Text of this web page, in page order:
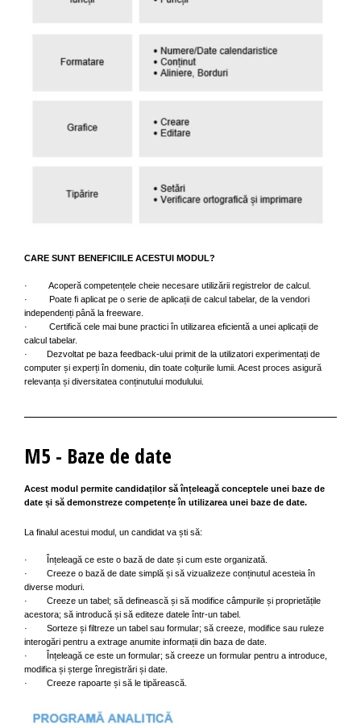
CARE SUNT BENEFICIILE ACESTUI MODUL?
· Acoperă competențele cheie necesare utilizării registrelor de calcul.
· Poate fi aplicat pe o serie de aplicații de calcul tabelar, de la vendori
independenți până la freeware.
· Certifică cele mai bune practici în utilizarea eficientă a unei aplicații de
calcul tabelar.
· Dezvoltat pe baza feedback-ului primit de la utilizatori experimentați de
computer și experți în domeniu, din toate colțurile lumii. Acest proces asigură
relevanța și diversitatea conținutului modulului.
M5 - Baze de date
Acest modul permite candidaților să înțeleagă conceptele unei baze de
date și să demonstreze competențe în utilizarea unei baze de date.
La finalul acestui modul, un candidat va ști să:
· Înțeleagă ce este o bază de date și cum este organizată.
· Creeze o bază de date simplă și să vizualizeze conținutul acesteia în
diverse moduri.
· Creeze un tabel; să definească și să modifice câmpurile și proprietățile
acestora; să introducă și să editeze datele într-un tabel.
· Sorteze și filtreze un tabel sau formular; să creeze, modifice sau ruleze
interogări pentru a extrage anumite informații din baza de date.
· Înțeleagă ce este un formular; să creeze un formular pentru a introduce,
modifica și șterge înregistrări și date.
· Creeze rapoarte și să le tipărească.